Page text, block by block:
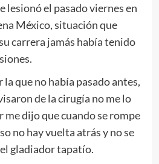
lesionó el pasado viernes en
México, situación que
carrera jamás había tenido
la que no había pasado antes,
de la cirugía no me lo
me dijo que cuando se rompe
no hay vuelta atrás y no se
gladiador tapatío.